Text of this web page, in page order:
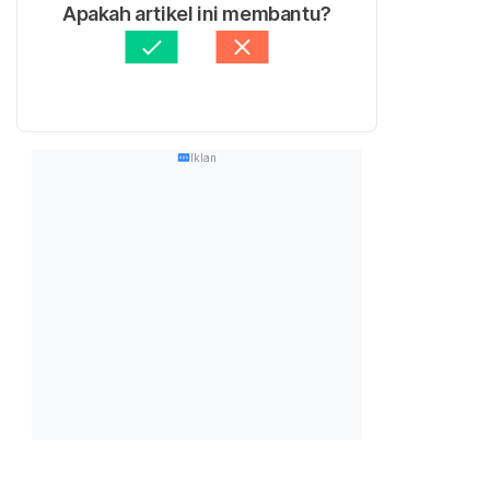
Apakah artikel ini membantu?
Iklan